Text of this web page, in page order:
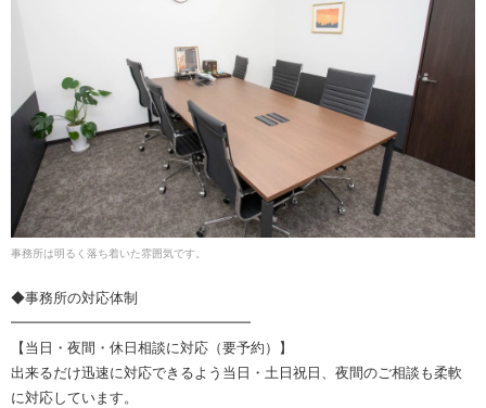
事務所は明るく落ち着いた雰囲気です。
◆事務所の対応体制
━━━━━━━━━━━━━━━━━
【当日・夜間・休日相談に対応（要予約）】
出来るだけ迅速に対応できるよう当日・土日祝日、夜間のご相談も柔軟
に対応しています。